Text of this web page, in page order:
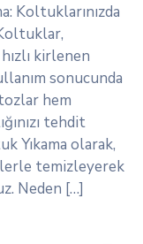
Koltuklarınızda
kirlenen
sonucunda
hem
tehdit
Yıkama olarak,
temizleyerek
Neden […]